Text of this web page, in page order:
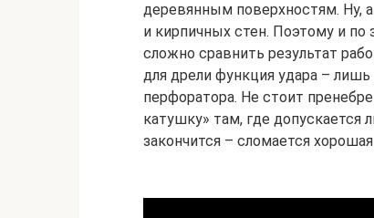
деревянным поверхностям. Ну,
и кирпичных стен. Поэтому и по
сложно сравнить результат
для дрели функция удара –
перфоратора. Не стоит
катушку» там, где
закончится – сломается